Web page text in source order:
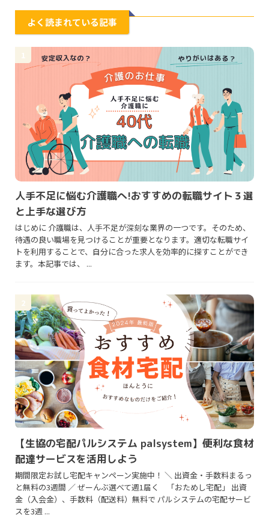
よく読まれている記事
1
人手不足に悩む介護職へ!おすすめの転職サイト３選
と上手な選び方
はじめに 介護職は、人手不足が深刻な業界の一つです。そのため、
待遇の良い職場を見つけることが重要となります。適切な転職サイ
トを利用することで、自分に合った求人を効率的に探すことができ
ます。本記事では、 ...
2
【生協の宅配パルシステム palsystem】便利な食材
配達サービスを活用しよう
期間限定お試し宅配キャンペーン実施中！ ＼ 出資金・手数料まるっ
と無料の3週間 ／ ぜーんぶ選べて週1届く 「おためし宅配」 出資
金（入会金）、手数料（配送料）無料で パルシステムの宅配サービ
スを3週 ...